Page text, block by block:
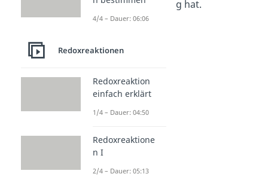
die Energiespeicherung hat.
4/4 – Dauer: 06:06
Redoxreaktionen
Redoxreaktion
einfach erklärt
1/4 – Dauer: 04:50
Redoxreaktione
n I
2/4 – Dauer: 05:13